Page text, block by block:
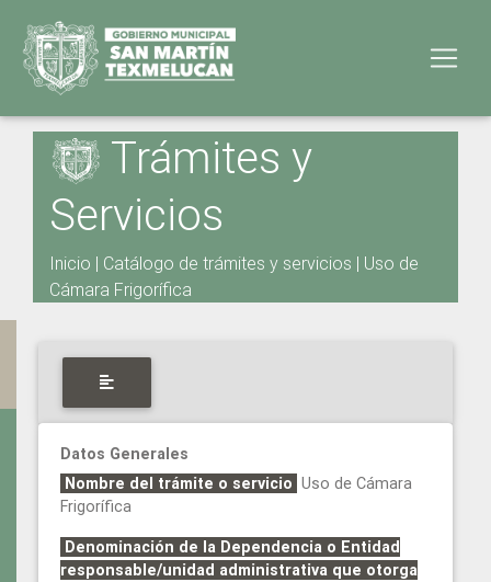
Trámites y
Servicios
Inicio | Catálogo de trámites y servicios | Uso de
Cámara Frigorífica
Datos Generales
Nombre del trámite o servicio Uso de Cámara
Frigorífica
Denominación de la Dependencia o Entidad
responsable/unidad administrativa que otorga